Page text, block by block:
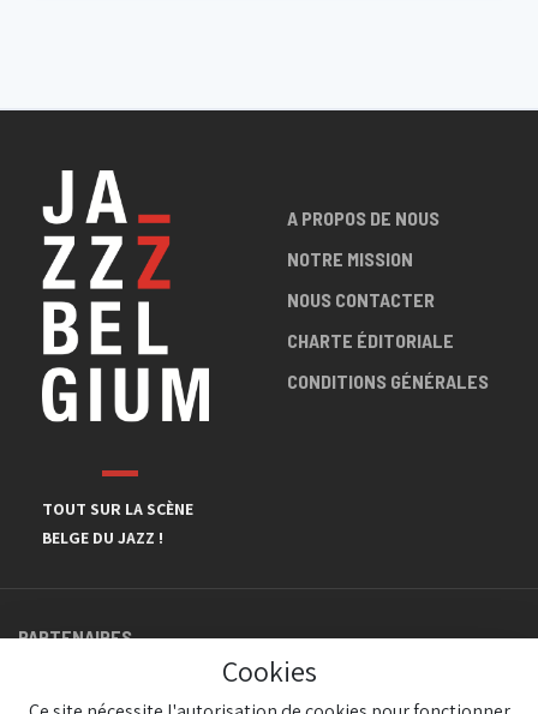
TOUT SUR LA SCÈNE
BELGE DU JAZZ !
A PROPOS DE NOUS
NOTRE MISSION
NOUS CONTACTER
CHARTE ÉDITORIALE
CONDITIONS GÉNÉRALES
PARTENAIRES
Cookies